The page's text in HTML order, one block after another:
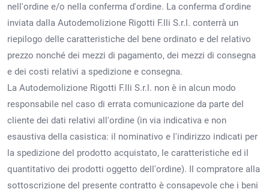
nell'ordine e/o nella conferma d'ordine. La conferma d'ordine
inviata dalla Autodemolizione Rigotti F.lli S.r.l. conterrà un
riepilogo delle caratteristiche del bene ordinato e del relativo
prezzo nonché dei mezzi di pagamento, dei mezzi di consegna
e dei costi relativi a spedizione e consegna.
La Autodemolizione Rigotti F.lli S.r.l. non è in alcun modo
responsabile nel caso di errata comunicazione da parte del
cliente dei dati relativi all'ordine (in via indicativa e non
esaustiva della casistica: il nominativo e l'indirizzo indicati per
la spedizione del prodotto acquistato, le caratteristiche ed il
quantitativo dei prodotti oggetto dell'ordine). Il compratore alla
sottoscrizione del presente contratto è consapevole che i beni